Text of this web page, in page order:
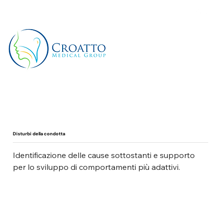
Disturbi della condotta
Identificazione delle cause sottostanti e supporto
per lo sviluppo di comportamenti più adattivi.